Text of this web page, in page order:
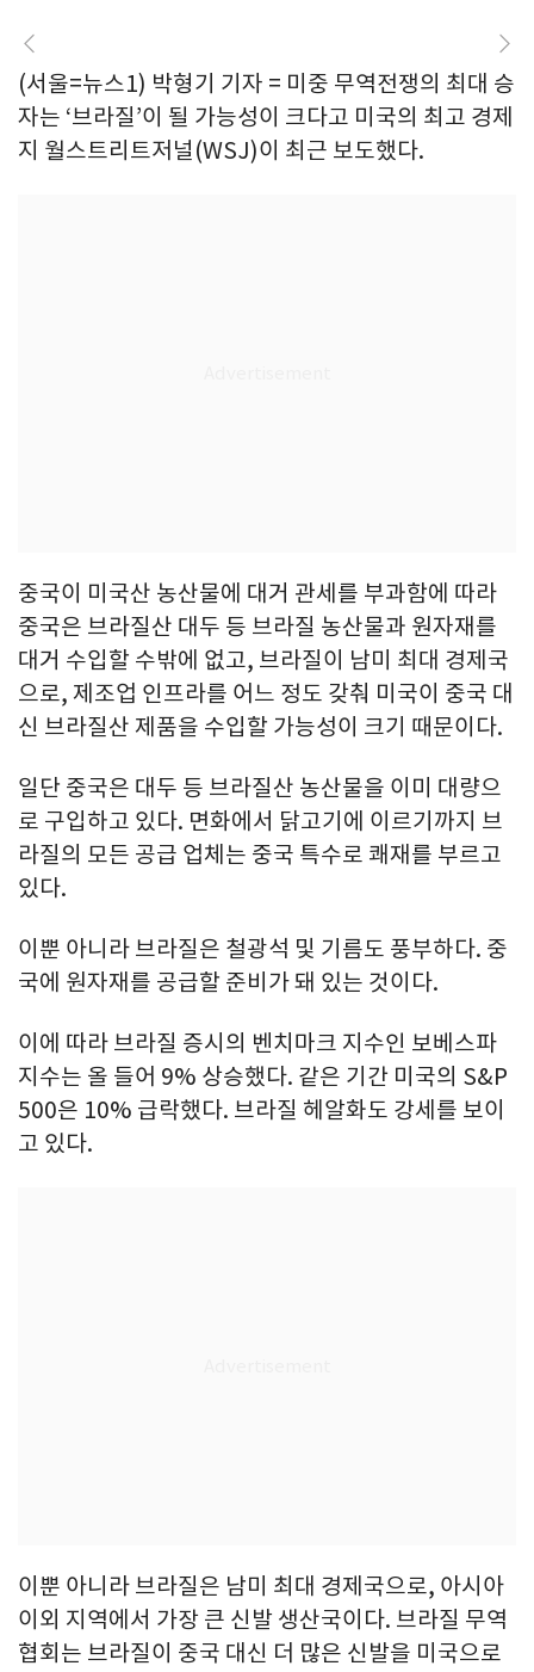
(서울=뉴스1) 박형기 기자 = 미중 무역전쟁의 최대 승
자는 ‘브라질’이 될 가능성이 크다고 미국의 최고 경제
지 월스트리트저널(WSJ)이 최근 보도했다.
중국이 미국산 농산물에 대거 관세를 부과함에 따라
중국은 브라질산 대두 등 브라질 농산물과 원자재를
대거 수입할 수밖에 없고, 브라질이 남미 최대 경제국
으로, 제조업 인프라를 어느 정도 갖춰 미국이 중국 대
신 브라질산 제품을 수입할 가능성이 크기 때문이다.
일단 중국은 대두 등 브라질산 농산물을 이미 대량으
로 구입하고 있다. 면화에서 닭고기에 이르기까지 브
라질의 모든 공급 업체는 중국 특수로 쾌재를 부르고
있다.
이뿐 아니라 브라질은 철광석 및 기름도 풍부하다. 중
국에 원자재를 공급할 준비가 돼 있는 것이다.
이에 따라 브라질 증시의 벤치마크 지수인 보베스파
지수는 올 들어 9% 상승했다. 같은 기간 미국의 S&P
500은 10% 급락했다. 브라질 헤알화도 강세를 보이
고 있다.
이뿐 아니라 브라질은 남미 최대 경제국으로, 아시아
이외 지역에서 가장 큰 신발 생산국이다. 브라질 무역
협회는 브라질이 중국 대신 더 많은 신발을 미국으로